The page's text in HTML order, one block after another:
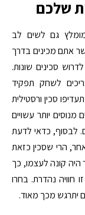
שלכם
גם לשים לב
אתם מכינים בדרך
סכינים שונות.
לשחק תפקיד
סכין ורסטילית
יותר עשויים
לבסוף, כדאי לדעת
הרי שסכין כזאת
קונה לעצמו, כך
נהדרת. בחרו
יתרגש מכך מאוד.